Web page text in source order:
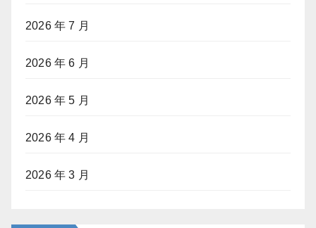
2026 年 7 月
2026 年 6 月
2026 年 5 月
2026 年 4 月
2026 年 3 月